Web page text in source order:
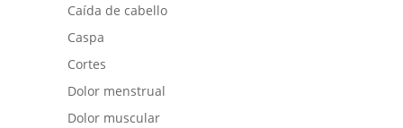
Caída de cabello
Caspa
Cortes
Dolor menstrual
Dolor muscular